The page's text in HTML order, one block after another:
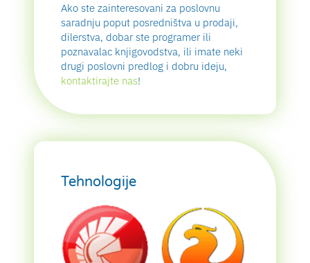
Ako ste zainteresovani za poslovnu
saradnju poput posredništva u prodaji,
dilerstva, dobar ste programer ili
poznavalac knjigovodstva, ili imate neki
drugi poslovni predlog i dobru ideju,
kontaktirajte nas!
Tehnologije